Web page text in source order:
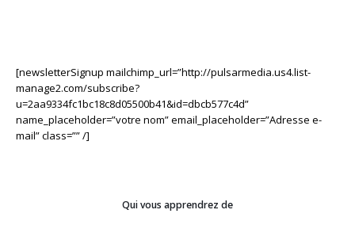
[newsletterSignup mailchimp_url=”http://pulsarmedia.us4.list-
manage2.com/subscribe?
u=2aa9334fc1bc18c8d05500b41&id=dbcb577c4d”
name_placeholder=”votre nom” email_placeholder=”Adresse e-
mail” class=”” /]
Qui vous apprendrez de